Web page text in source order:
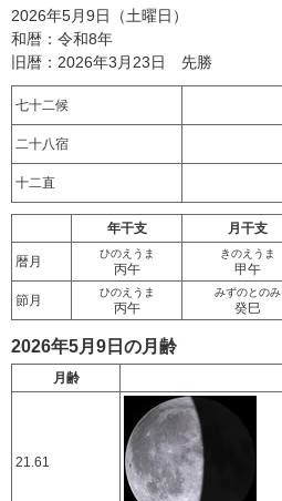
2026年5月9日（土曜日）
和暦：令和8年
旧暦：2026年3月23日 先勝
七十二候
二十八宿
十二直
年干支 月干支
暦月
ひのえうま
丙午
きのえうま
甲午
節月
ひのえうま
丙午
みずのとのみ
癸巳
2026年5月9日の月齢
月齢
21.61